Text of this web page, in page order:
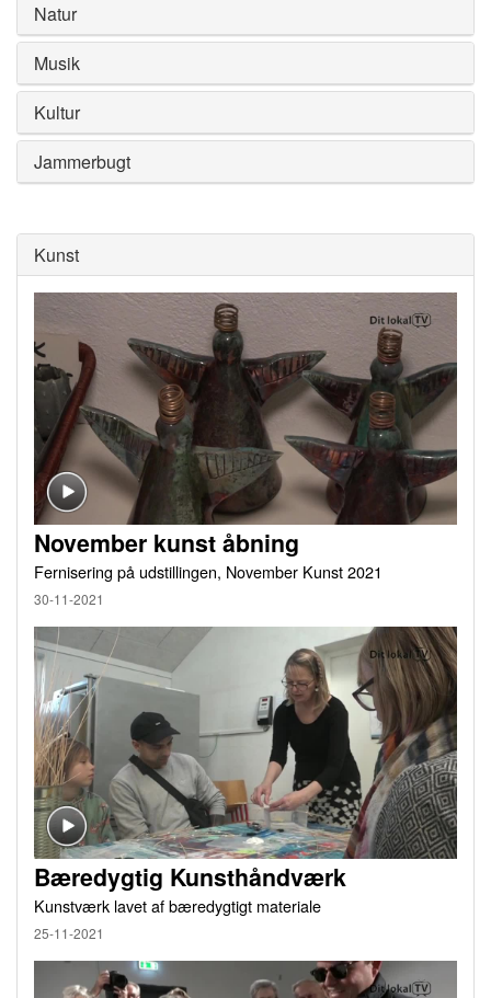
Natur
Musik
Kultur
Jammerbugt
Kunst
November kunst åbning
Fernisering på udstillingen, November Kunst 2021
30-11-2021
Bæredygtig Kunsthåndværk
Kunstværk lavet af bæredygtigt materiale
25-11-2021